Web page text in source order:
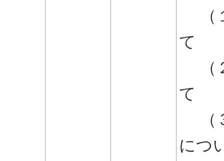
（
て
（
て
（
につ